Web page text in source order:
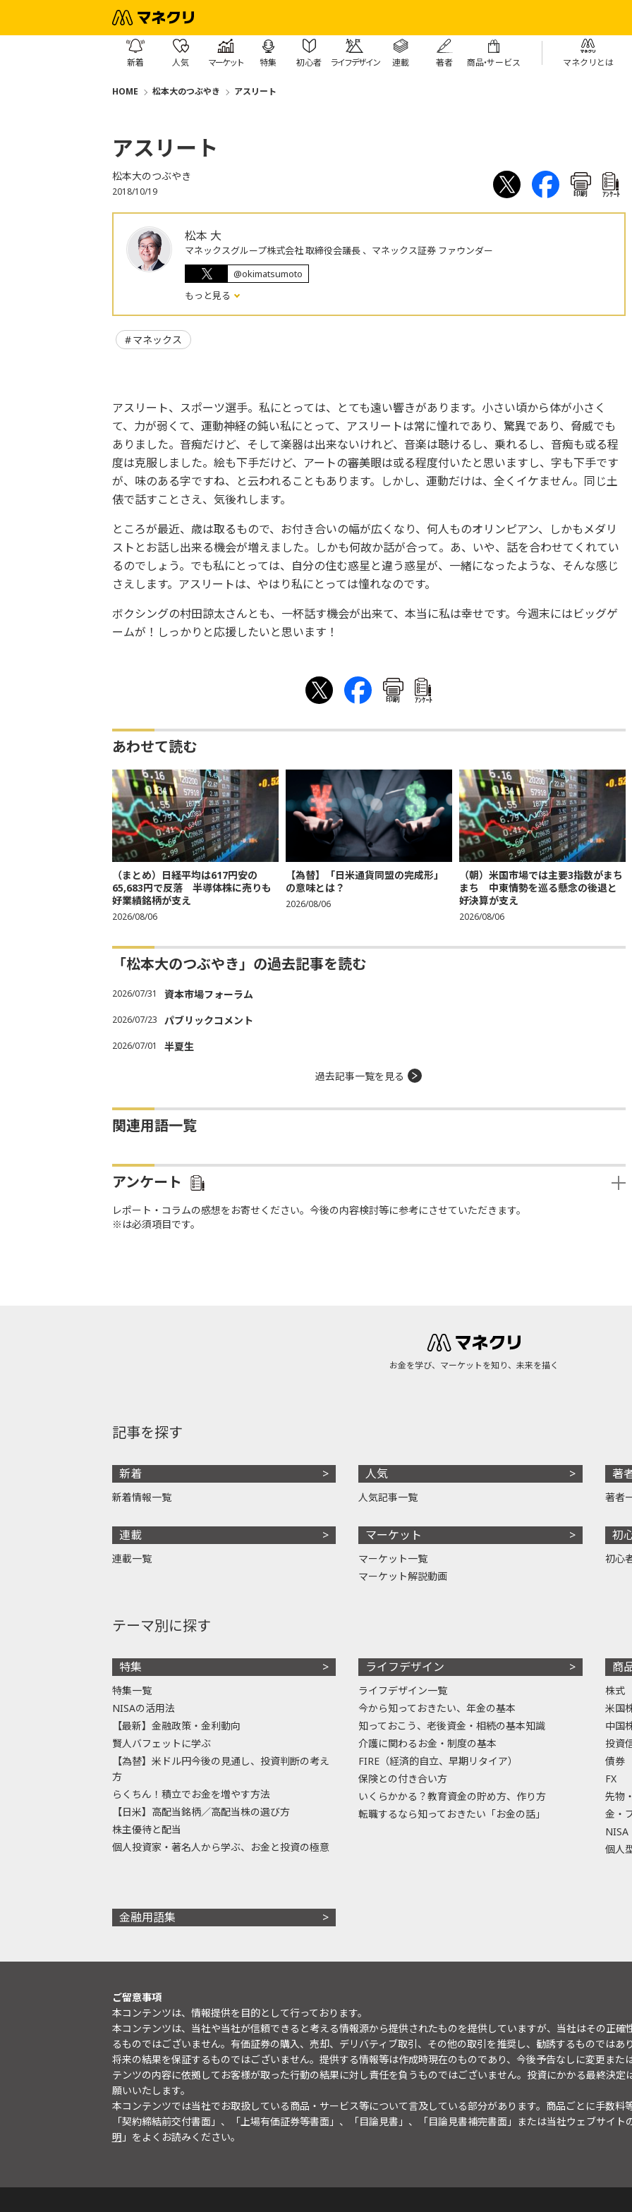
新着 人気 マーケット 特集 初心者 ライフデザイン 連載 著者 商品・サービス マネクリとは
HOME 松本大のつぶやき アスリート
アスリート
松本大のつぶやき
2018/10/19 印刷 ｱﾝｹｰﾄ
松本 大
マネックスグループ株式会社 取締役会議長 、マネックス証券 ファウンダー
@okimatsumoto
もっと見る
マネックス
アスリート、スポーツ選手。私にとっては、 とても遠い響きがあります。小さい頃から体が小さく
て、 力が弱くて、運動神経の鈍い私にとって、 アスリートは常に憧れであり、驚異であり、脅威でも
ありました。 音痴だけど、そして楽器は出来ないけれど、音楽は聴けるし、 乗れるし、音痴も或る程
度は克服しました。絵も下手だけど、 アートの審美眼は或る程度付いたと思いますし、字も下手です
が、 味のある字ですね、と云われることもあります。しかし、 運動だけは、全くイケません。同じ土
俵で話すことさえ、 気後れします。
ところが最近、歳は取るもので、お付き合いの幅が広くなり、 何人ものオリンピアン、 しかもメダリ
ストとお話し出来る機会が増えました。 しかも何故か話が合って。あ、いや、 話を合わせてくれてい
るのでしょう。でも私にとっては、 自分の住む惑星と違う惑星が、一緒になったような、 そんな感じ
さえします。アスリートは、 やはり私にとっては憧れなのです。
ボクシングの村田諒太さんとも、一杯話す機会が出来て、 本当に私は幸せです。今週末にはビッグゲ
ームが！ しっかりと応援したいと思います！
印刷 ｱﾝｹｰﾄ
あわせて読む
（まとめ）日経平均は617円安の
65,683円で反落 半導体株に売りも
好業績銘柄が支え
2026/08/06
【為替】「日米通貨同盟の完成形」
の意味とは？
2026/08/06
（朝）米国市場では主要3指数がまち
まち 中東情勢を巡る懸念の後退と
好決算が支え
2026/08/06
「松本大のつぶやき」の過去記事を読む
2026/07/31 資本市場フォーラム
2026/07/23 パブリックコメント
2026/07/01 半夏生
過去記事一覧を見る
関連用語一覧
アンケート
レポート・コラムの感想をお寄せください。今後の内容検討等に参考にさせていただきます。
※は必須項目です。
お金を学び、マーケットを知り、未来を描く
記事を探す
新着
新着情報一覧
連載
連載一覧
人気
人気記事一覧
マーケット
マーケット一覧
マーケット解説動画
著
著者
初
初心
テーマ別に探す
特集
特集一覧
NISAの活用法
【最新】金融政策・金利動向
賢人バフェットに学ぶ
【為替】米ドル円今後の見通し、投資判断の考え
方
らくちん！積立でお金を増やす方法
【日米】高配当銘柄／高配当株の選び方
株主優待と配当
個人投資家・著名人から学ぶ、お金と投資の極意
ライフデザイン
ライフデザイン一覧
今から知っておきたい、年金の基本
知っておこう、老後資金・相続の基本知識
介護に関わるお金・制度の基本
FIRE（経済的自立、早期リタイア）
保険との付き合い方
いくらかかる？教育資金の貯め方、作り方
転職するなら知っておきたい「お金の話」
商
株式
米国
中国
投資
債券
FX
先物
金・
NISA
個人
金融用語集
ご留意事項
本コンテンツは、情報提供を目的として行っております。
本コンテンツは、当社や当社が信頼できると考える情報源から提供されたものを提供していますが、当社はその正
るものではございません。有価証券の購入、売却、デリバティブ取引、その他の取引を推奨し、勧誘するものではあ
将来の結果を保証するものではございません。提供する情報等は作成時現在のものであり、今後予告なしに変更また
テンツの内容に依拠してお客様が取った行動の結果に対し責任を負うものではございません。投資にかかる最終決
願いいたします。
本コンテンツでは当社でお取扱している商品・サービス等について言及している部分があります。商品ごとに手数料
「契約締結前交付書面」、「上場有価証券等書面」、「目論見書」、「目論見書補完書面」または当社ウェブサイト
明 」をよくお読みください。